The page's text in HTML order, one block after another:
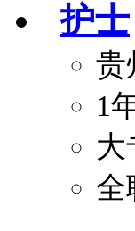
护士
贵
1
大
全